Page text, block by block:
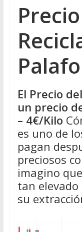
El Precio
un precio
– 4€/Kilo
es uno de
pagan
preciosos
imagino
tan elevado
su